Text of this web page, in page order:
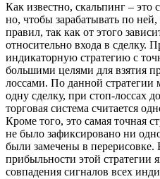
Как известно, скальпинг – это
но, чтобы зарабатывать по
правил, так как от этого
относительно входа в сделку.
индикаторную стратегию с
большими целями для взятия
лоссами. По данной стратегии
одну сделку, при стоп-лоссах
торговая система считается
Кроме того, это самая точная
не было зафиксировано ни
были замечены в
прибыльности этой стратегии
совпадения сигналов всех